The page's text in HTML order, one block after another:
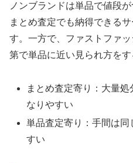
ノンブランドは単品で値段
まとめ査定でも納得できる
す。一方で、ファストファ
第で単品に近い見られ方をす
まとめ査定寄り：大量
なりやすい
単品査定寄り：手間は
すい